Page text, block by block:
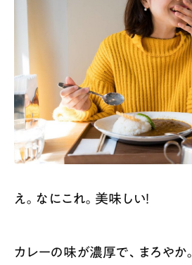
え。なにこれ。美味しい！
カレーの味が濃厚で、まろやか。